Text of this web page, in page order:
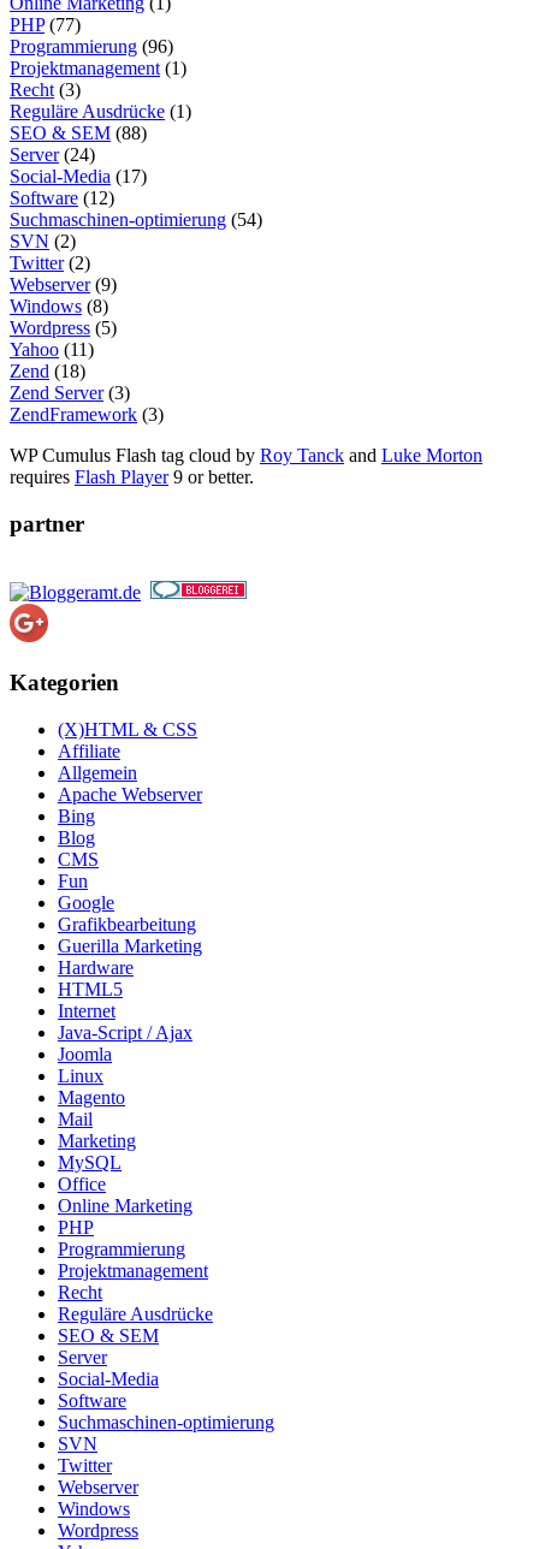
PHP(77)
Programmierung (96)
Projektmanagement (1)
Recht (3)
Reguläre Ausdrücke (1)
SEO & SEM (88)
Server(24)
Social-Media (17)
Software (12)
Suchmaschinen-optimierung (54)
SVN (2)
Twitter(2)
Webserver(9)
Windows (8)
Wordpress (5)
Yahoo (11)
Zend (18)
Zend Server(3)
ZendFramework (3)
WP Cumulus Flash tag cloud by Roy Tanck and Luke Morton
requires Flash Player9 or better.
partner
Kategorien
(X)HTML & CSS
Affiliate
Allgemein
Apache Webserver
Bing
Blog
CMS
Fun
Google
Grafikbearbeitung
Guerilla Marketing
Hardware
HTML5
Internet
Java-Script / Ajax
Joomla
Linux
Magento
Mail
Marketing
MySQL
Office
Online Marketing
PHP
Programmierung
Projektmanagement
Recht
Reguläre Ausdrücke
SEO & SEM
Server
Social-Media
Software
Suchmaschinen-optimierung
SVN
Twitter
Webserver
Windows
Wordpress